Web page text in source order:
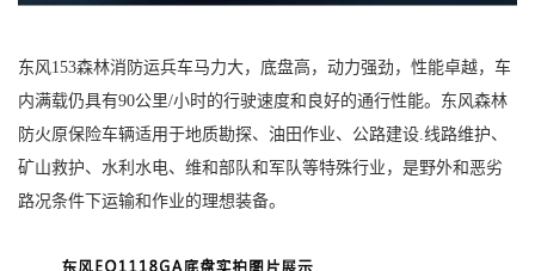
东风153森林消防运兵车马力大，底盘高，动力强劲，性能卓越，车
内满载仍具有90公里/小时的行驶速度和良好的通行性能。东风森林
防火原保险车辆适用于地质勘探、油田作业、公路建设.线路维护、
矿山救护、水利水电、维和部队和军队等特殊行业，是野外和恶劣
路况条件下运输和作业的理想装备。